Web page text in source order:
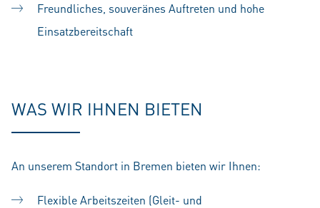
Freundliches, souveränes Auftreten und hohe
Einsatzbereitschaft
WAS WIR IHNEN BIETEN
An unserem Standort in Bremen bieten wir Ihnen:
Flexible Arbeitszeiten (Gleit- und